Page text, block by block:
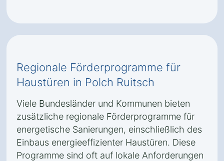
Regionale Förderprogramme für
Haustüren in Polch Ruitsch
Viele Bundesländer und Kommunen bieten
zusätzliche regionale Förderprogramme für
energetische Sanierungen, einschließlich des
Einbaus energieeffizienter Haustüren. Diese
Programme sind oft auf lokale Anforderungen